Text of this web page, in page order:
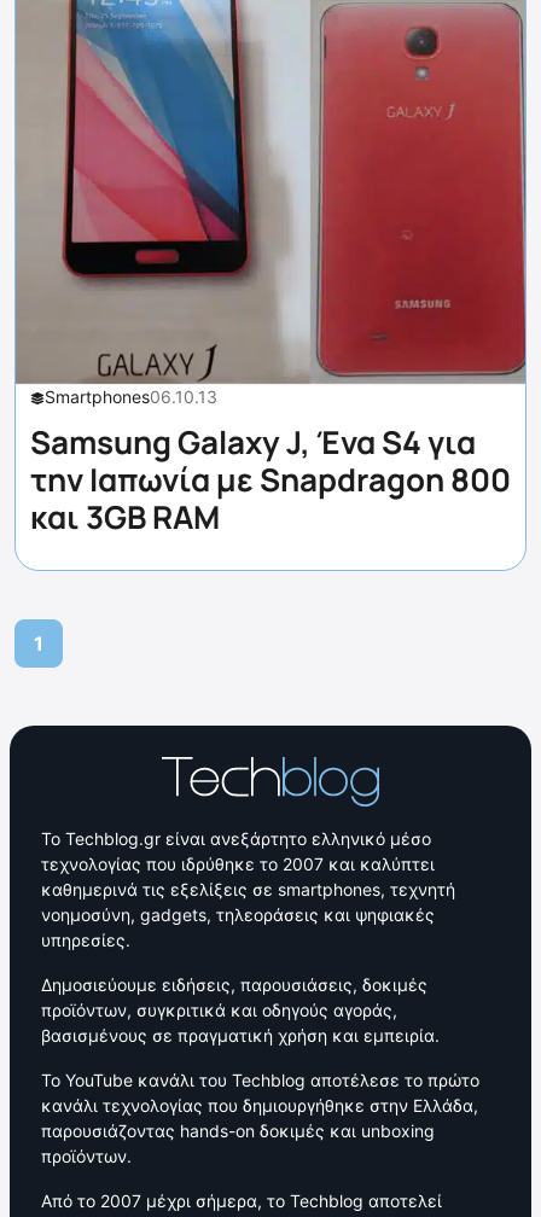
Smartphones06.10.13
Samsung Galaxy J, Ένα S4 για
την Ιαπωνία με Snapdragon 800
και 3GB RAM
1
Το Techblog.gr είναι ανεξάρτητο ελληνικό μέσο
τεχνολογίας που ιδρύθηκε το 2007 και καλύπτει
καθημερινά τις εξελίξεις σε smartphones, τεχνητή
νοημοσύνη, gadgets, τηλεοράσεις και ψηφιακές
υπηρεσίες.
Δημοσιεύουμε ειδήσεις, παρουσιάσεις, δοκιμές
προϊόντων, συγκριτικά και οδηγούς αγοράς,
βασισμένους σε πραγματική χρήση και εμπειρία.
Το YouTube κανάλι του Techblog αποτέλεσε το πρώτο
κανάλι τεχνολογίας που δημιουργήθηκε στην Ελλάδα,
παρουσιάζοντας hands-on δοκιμές και unboxing
προϊόντων.
Από το 2007 μέχρι σήμερα, το Techblog αποτελεί